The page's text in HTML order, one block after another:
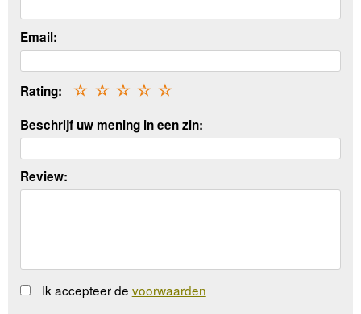
Email:
Rating: ☆
☆
☆
☆
☆
Beschrijf uw mening in een zin:
Review:
Ik accepteer de voorwaarden